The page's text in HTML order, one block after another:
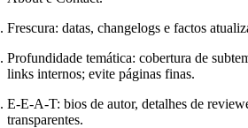
Frescura: datas, changelogs e factos
Profundidade temática: cobertura de
links internos; evite páginas finas.
E-E-A-T: bios de autor, detalhes de
transparentes.